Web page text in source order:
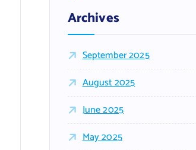
Archives
September 2025
August 2025
June 2025
May 2025